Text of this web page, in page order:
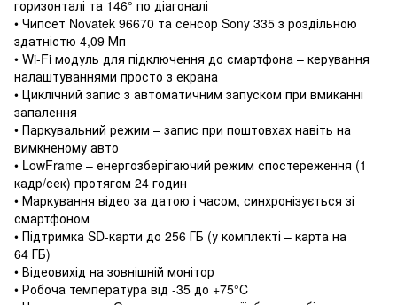
горизонталі та 146° по діагоналі
• Чипсет Novatek 96670 та сенсор Sony 335 з роздільною
здатністю 4,09 Мп
• Wi-Fi модуль для підключення до смартфона – керування
налаштуваннями просто з екрана
• Циклічний запис з автоматичним запуском при вмиканні
запалення
• Паркувальний режим – запис при поштовхах навіть на
вимкненому авто
• LowFrame – енергозберігаючий режим спостереження (1
кадр/сек) протягом 24 годин
• Маркування відео за датою і часом, синхронізується зі
смартфоном
• Підтримка SD-карти до 256 ГБ (у комплекті – карта на
64 ГБ)
• Відеовихід на зовнішній монітор
• Робоча температура від -35 до +75°C